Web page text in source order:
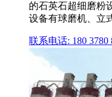
的石英石超细磨粉
设备有球磨机、立
联系电话: 180 3780